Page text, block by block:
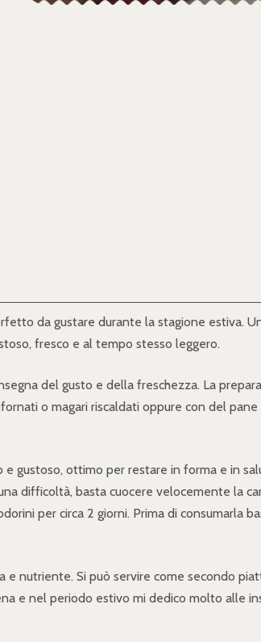
da gustare durante la stagione estiva.
fresco e al tempo stesso leggero.
del gusto e della freschezza. La
o magari riscaldati oppure con del
gustoso, ottimo per restare in forma e in
difficoltà, basta cuocere velocemente la
per circa 2 giorni. Prima di consumarla
nutriente. Si può servire come secondo
e nel periodo estivo mi dedico molto alle